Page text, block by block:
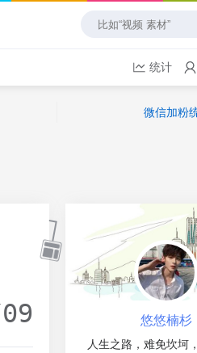
统计
微信加粉
悠悠楠杉
人生之路，难免坎坷